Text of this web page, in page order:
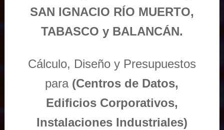
SAN IGNACIO RÍO MUERTO,
TABASCO y BALANCÁN.
Cálculo, Diseño y Presupuestos
para (Centros de Datos,
Edificios Corporativos,
Instalaciones Industriales)